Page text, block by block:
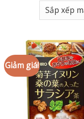
Giảm giá!